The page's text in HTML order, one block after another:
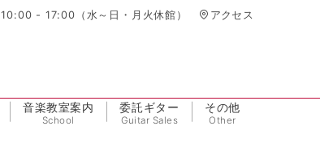
10:00 - 17:00（水～日・月火休館） アクセス
音楽教室案内
School
委託ギター
Guitar Sales
その他
Other